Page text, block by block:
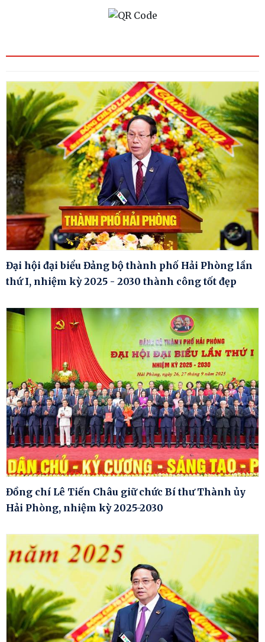
Đại hội đại biểu Đảng bộ thành phố Hải Phòng lần
thứ I, nhiệm kỳ 2025 - 2030 thành công tốt đẹp
Đồng chí Lê Tiến Châu giữ chức Bí thư Thành ủy
Hải Phòng, nhiệm kỳ 2025-2030